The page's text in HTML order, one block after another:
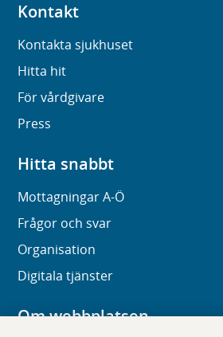
Kontakt
Kontakta sjukhuset
Hitta hit
För vårdgivare
Press
Hitta snabbt
Mottagningar A-Ö
Frågor och svar
Organisation
Digitala tjänster
Om webbplatsen